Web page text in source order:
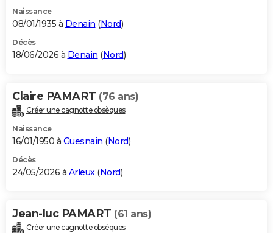
Naissance
08/01/1935 à Denain (Nord)
Décès
18/06/2026 à Denain (Nord)
Claire PAMART (76 ans)
Créer une cagnotte obsèques
Naissance
16/01/1950 à Guesnain (Nord)
Décès
24/05/2026 à Arleux(Nord)
Jean-luc PAMART (61 ans)
Créer une cagnotte obsèques